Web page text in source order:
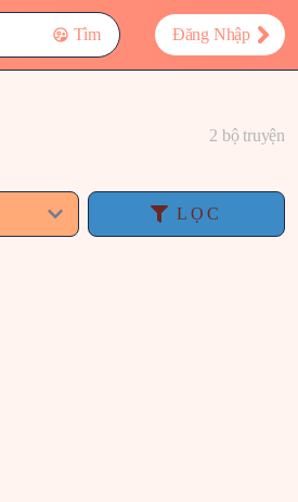
Tìm Đăng Nhập
2 bộ truyện
LỌC